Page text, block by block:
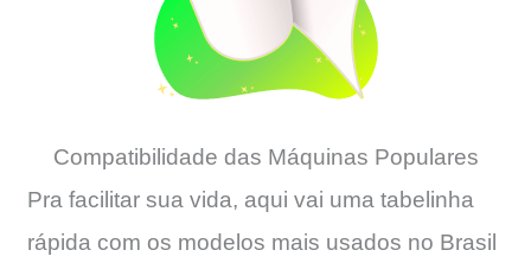
Compatibilidade das Máquinas Populares
Pra facilitar sua vida, aqui vai uma tabelinha
rápida com os modelos mais usados no Brasil